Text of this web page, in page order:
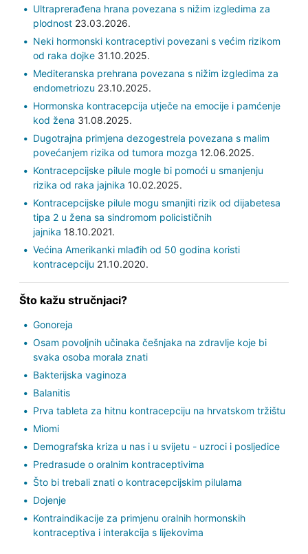
Ultraprerađena hrana povezana s nižim izgledima za
plodnost23.03.2026.
Neki hormonski kontraceptivi povezani s većim rizikom
od raka dojke31.10.2025.
Mediteranska prehrana povezana s nižim izgledima za
endometriozu 23.10.2025.
Hormonska kontracepcija utječe na emocije i pamćenje
kod žena 31.08.2025.
Dugotrajna primjena dezogestrela povezana s malim
povećanjem rizika od tumora mozga 12.06.2025.
Kontracepcijske pilule mogle bi pomoći u smanjenju
rizika od raka jajnika 10.02.2025.
Kontracepcijske pilule mogu smanjiti rizik od dijabetesa
tipa 2 u žena sa sindromom policističnih
jajnika 18.10.2021.
Većina Amerikanki mlađih od 50 godina koristi
kontracepciju 21.10.2020.
Što kažu stručnjaci?
Gonoreja
Osam povoljnih učinaka češnjaka na zdravlje koje bi
svaka osoba morala znati
Bakterijska vaginoza
Balanitis
Prva tableta za hitnu kontracepciju na hrvatskom tržištu
Miomi
Demografska kriza u nas i u svijetu - uzroci i posljedice
Predrasude o oralnim kontraceptivima
Što bi trebali znati o kontracepcijskim pilulama
Dojenje
Kontraindikacije za primjenu oralnih hormonskih
kontraceptiva i interakcija s lijekovima